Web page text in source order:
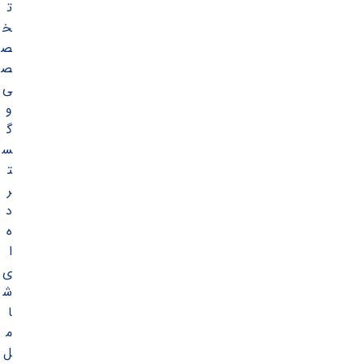
ت
خ
ص
ص
ی
و
گ
س
ت
ر
د
ه
ا
ی
ش
ا
م
ل